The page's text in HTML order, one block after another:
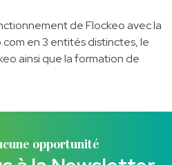
de Flockeo avec la
en 3 entités distinctes, le
ainsi que la formation de
opportunité